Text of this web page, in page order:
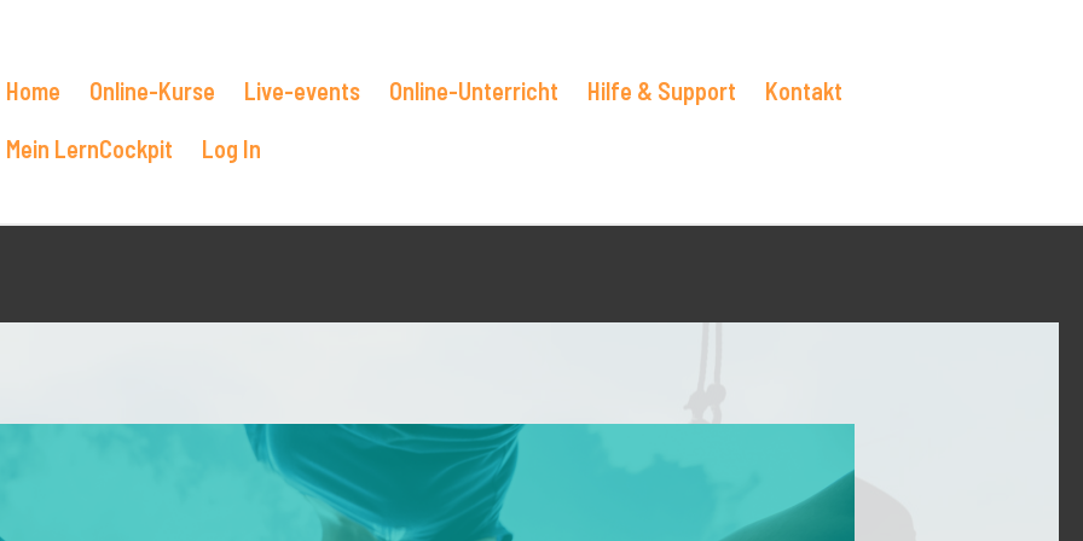
Home Online-Kurse Live-events Online-Unterricht Hilfe & Support
Kontakt
Mein LernCockpit
Log In